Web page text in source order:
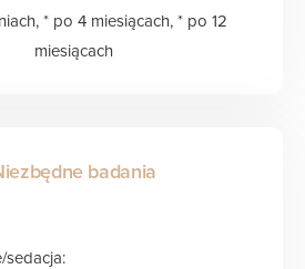
* po 4 miesiącach, * po 12
miesiącach
badania
sedacja: